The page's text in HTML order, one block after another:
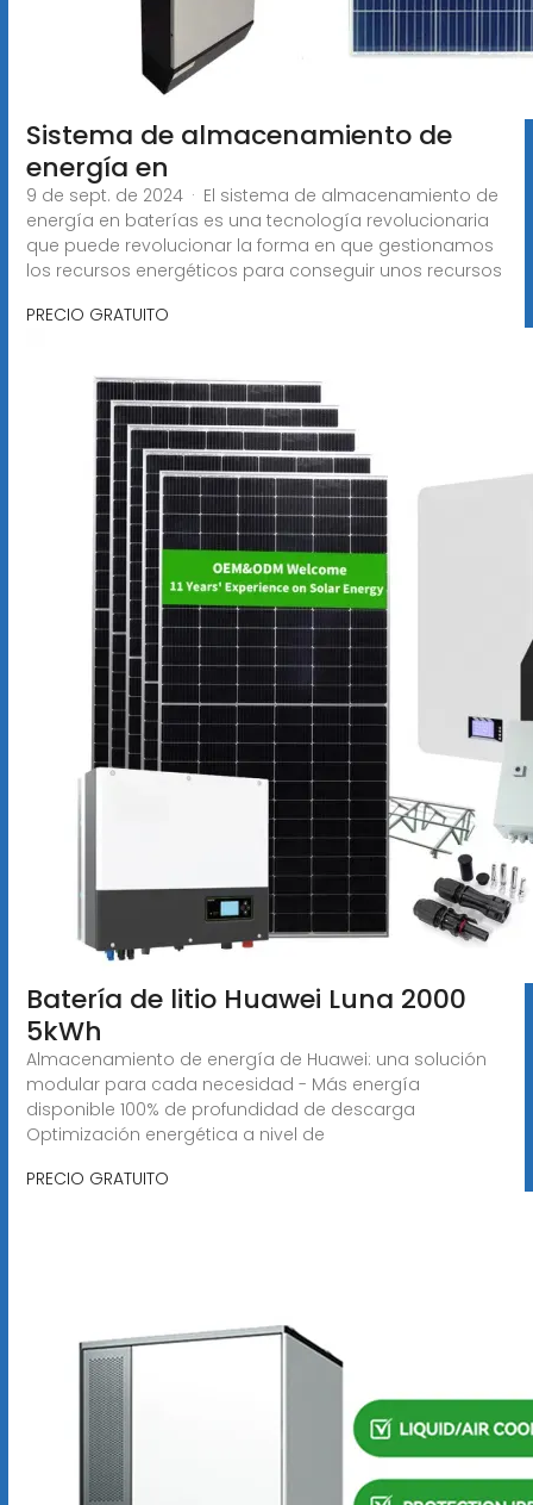
Sistema de almacenamiento de
energía en
9 de sept. de 2024 · El sistema de almacenamiento de
energía en baterías es una tecnología revolucionaria
que puede revolucionar la forma en que gestionamos
los recursos energéticos para conseguir unos recursos
PRECIO GRATUITO
Batería de litio Huawei Luna 2000
5kWh
Almacenamiento de energía de Huawei: una solución
modular para cada necesidad - Más energía
disponible 100% de profundidad de descarga
Optimización energética a nivel de
PRECIO GRATUITO